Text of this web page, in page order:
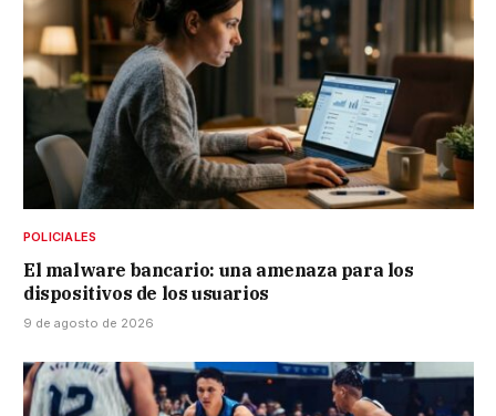
POLICIALES
El malware bancario: una amenaza para los
dispositivos de los usuarios
9 de agosto de 2026